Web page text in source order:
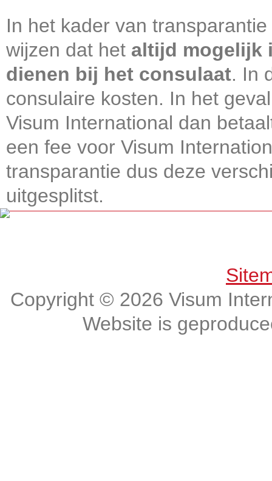
In het kader van
wijzen dat het altijd mogelijk
dienen bij het consulaat. In
consulaire kosten. In het
Visum International dan
een fee voor Visum
transparantie dus deze
uitgesplitst.
Copyright © 2026 Visum
Website is